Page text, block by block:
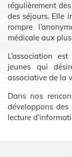
régulièrement
des séjours. Elle
rompre
médicale aux
L’association
jeunes qui
associative de la
Dans nos
développons des
lecture